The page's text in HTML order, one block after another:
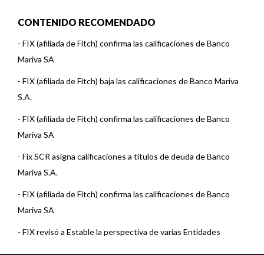
CONTENIDO RECOMENDADO
- FIX (afiliada de Fitch) confirma las calificaciones de Banco
Mariva SA
- FIX (afiliada de Fitch) baja las calificaciones de Banco Mariva
S.A.
- FIX (afiliada de Fitch) confirma las calificaciones de Banco
Mariva SA
- Fix SCR asigna calificaciones a títulos de deuda de Banco
Mariva S.A.
- FIX (afiliada de Fitch) confirma las calificaciones de Banco
Mariva SA
- FIX revisó a Estable la perspectiva de varias Entidades